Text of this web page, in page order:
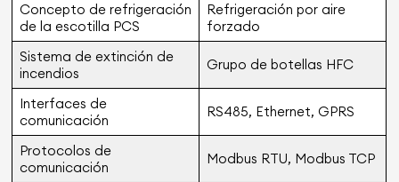
Concepto de refrigeración
de la escotilla PCS
Refrigeración por aire
forzado
Sistema de extinción de
incendios
Grupo de botellas HFC
Interfaces de
comunicación
RS485, Ethernet, GPRS
Protocolos de
comunicación
Modbus RTU, Modbus TCP